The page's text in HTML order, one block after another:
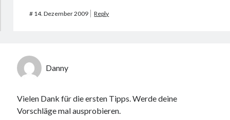
# 14. Dezember 2009 Reply
Danny
Vielen Dank für die ersten Tipps. Werde deine
Vorschläge mal ausprobieren.